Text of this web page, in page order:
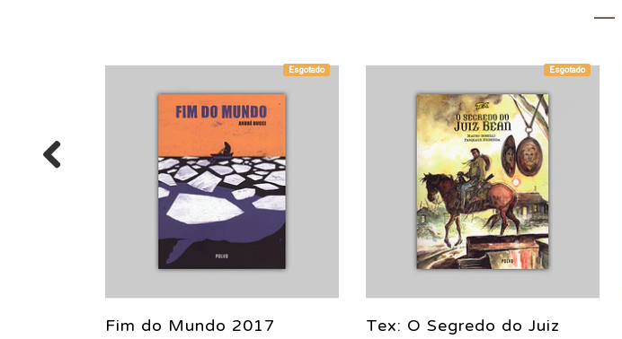
Esgotado
Fim do Mundo 2017
Esgotado
Tex: O Segredo do Juiz